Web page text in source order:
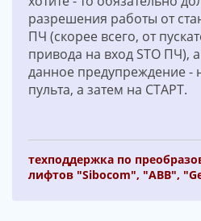
разрешения работы от
ПЧ (скорее всего, от
привода на вход STO ПЧ),
данное предупреждение -
пульта, а затем на СТАРТ.
техподдержка по
лифтов "Sibocom", "ABB",